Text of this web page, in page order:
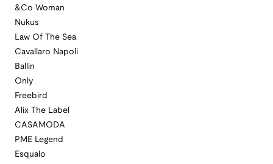
&Co Woman
Nukus
Law Of The Sea
Cavallaro Napoli
Ballin
Only
Freebird
Alix The Label
CASAMODA
PME Legend
Esqualo